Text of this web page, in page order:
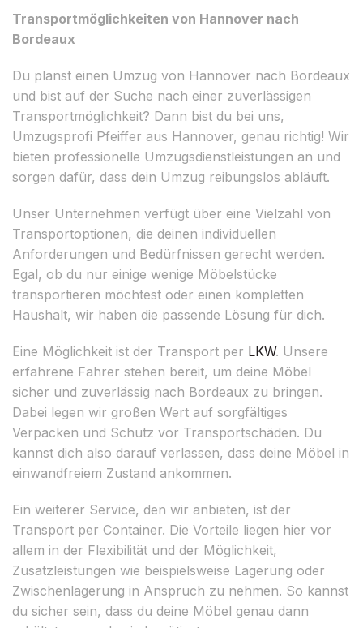
Transportmöglichkeiten von Hannover nach
Bordeaux
Du planst einen Umzug von Hannover nach Bordeaux
und bist auf der Suche nach einer zuverlässigen
Transportmöglichkeit? Dann bist du bei uns,
Umzugsprofi Pfeiffer aus Hannover, genau richtig! Wir
bieten professionelle Umzugsdienstleistungen an und
sorgen dafür, dass dein Umzug reibungslos abläuft.
Unser Unternehmen verfügt über eine Vielzahl von
Transportoptionen, die deinen individuellen
Anforderungen und Bedürfnissen gerecht werden.
Egal, ob du nur einige wenige Möbelstücke
transportieren möchtest oder einen kompletten
Haushalt, wir haben die passende Lösung für dich.
Eine Möglichkeit ist der Transport per LKW. Unsere
erfahrene Fahrer stehen bereit, um deine Möbel
sicher und zuverlässig nach Bordeaux zu bringen.
Dabei legen wir großen Wert auf sorgfältiges
Verpacken und Schutz vor Transportschäden. Du
kannst dich also darauf verlassen, dass deine Möbel in
einwandfreiem Zustand ankommen.
Ein weiterer Service, den wir anbieten, ist der
Transport per Container. Die Vorteile liegen hier vor
allem in der Flexibilität und der Möglichkeit,
Zusatzleistungen wie beispielsweise Lagerung oder
Zwischenlagerung in Anspruch zu nehmen. So kannst
du sicher sein, dass du deine Möbel genau dann